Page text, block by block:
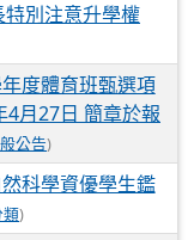
別注意升學權
度體育班甄選項
4月27日 簡章於報
公告)
科學資優學生鑑
類)